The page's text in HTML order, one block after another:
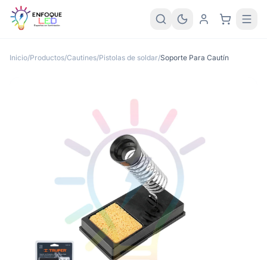
Inicio/Productos/Cautines/Pistolas de soldar/Soporte Para Cautín